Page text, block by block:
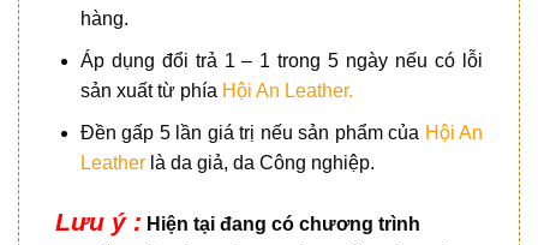
hàng.
Áp dụng đổi trả 1 – 1 trong 5 ngày nếu có lỗi
sản xuất từ phía Hội An Leather.
Đền gấp 5 lần giá trị nếu sản phẩm của Hội An
Leatherlà da giả, da Công nghiệp.
Lưu ý : Hiện tại đang có chương trình